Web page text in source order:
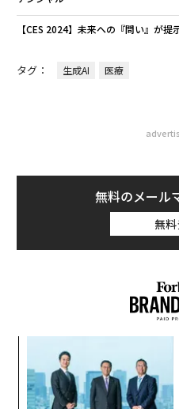
【CES 2024】未来への『問い』が
タグ： 生成AI 医療
無料のメール
無